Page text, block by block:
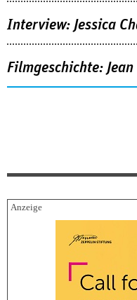
Interview: Jessica
Filmgeschichte: Jean